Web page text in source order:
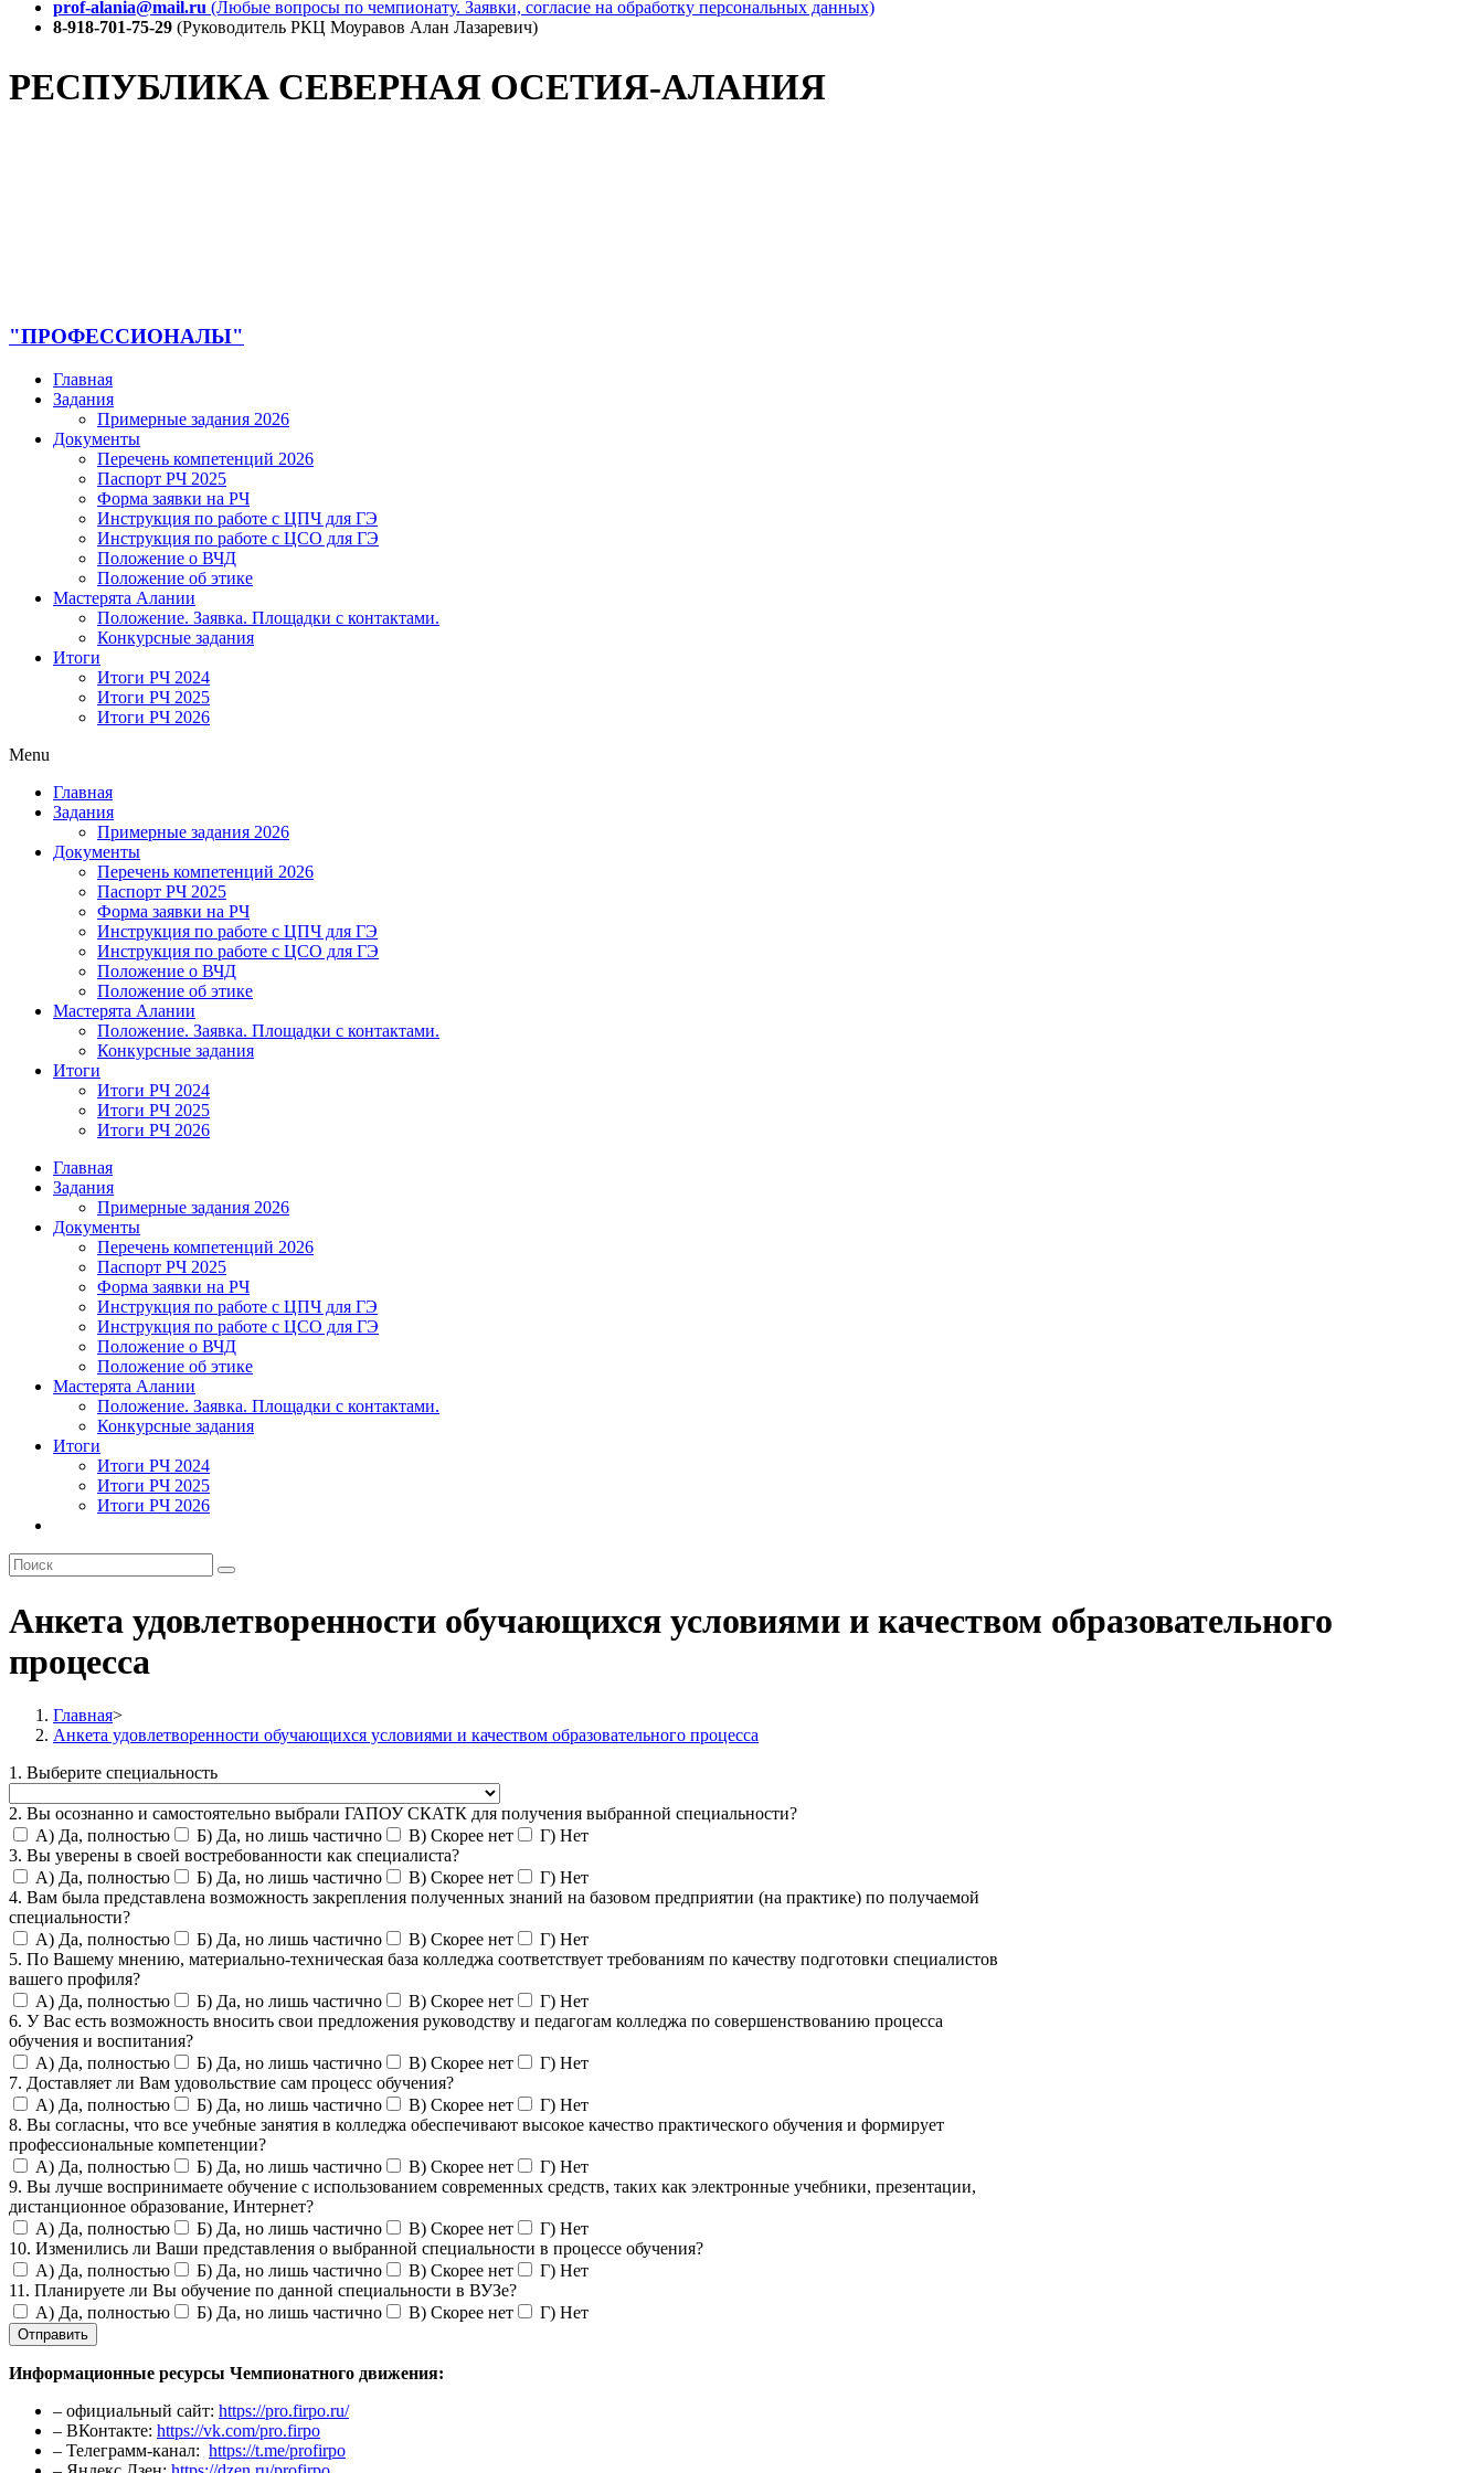
prof-alania@mail.ru (Любые вопросы по чемпионату. Заявки, согласие на обработку персональных данных)
8-918-701-75-29 (Руководитель РКЦ Моуравов Алан Лазаревич)
РЕСПУБЛИКА СЕВЕРНАЯ ОСЕТИЯ-АЛАНИЯ
"ПРОФЕССИОНАЛЫ"
Главная
Задания
Примерные задания 2026
Документы
Перечень компетенций 2026
Паспорт РЧ 2025
Форма заявки на РЧ
Инструкция по работе с ЦПЧ для ГЭ
Инструкция по работе с ЦСО для ГЭ
Положение о ВЧД
Положение об этике
Мастерята Алании
Положение. Заявка. Площадки с контактами.
Конкурсные задания
Итоги
Итоги РЧ 2024
Итоги РЧ 2025
Итоги РЧ 2026
Menu
Главная
Задания
Примерные задания 2026
Документы
Перечень компетенций 2026
Паспорт РЧ 2025
Форма заявки на РЧ
Инструкция по работе с ЦПЧ для ГЭ
Инструкция по работе с ЦСО для ГЭ
Положение о ВЧД
Положение об этике
Мастерята Алании
Положение. Заявка. Площадки с контактами.
Конкурсные задания
Итоги
Итоги РЧ 2024
Итоги РЧ 2025
Итоги РЧ 2026
Главная
Задания
Примерные задания 2026
Документы
Перечень компетенций 2026
Паспорт РЧ 2025
Форма заявки на РЧ
Инструкция по работе с ЦПЧ для ГЭ
Инструкция по работе с ЦСО для ГЭ
Положение о ВЧД
Положение об этике
Мастерята Алании
Положение. Заявка. Площадки с контактами.
Конкурсные задания
Итоги
Итоги РЧ 2024
Итоги РЧ 2025
Итоги РЧ 2026
Анкета удовлетворенности обучающихся условиями и качеством образовательного
процесса
Главная>
Анкета удовлетворенности обучающихся условиями и качеством образовательного процесса
1. Выберите специальность
2. Вы осознанно и самостоятельно выбрали ГАПОУ СКАТК для получения выбранной специальности?
А) Да, полностью
Б) Да, но лишь частично В) Скорее нет
Г) Нет
3. Вы уверены в своей востребованности как специалиста?
А) Да, полностью
Б) Да, но лишь частично В) Скорее нет
Г) Нет
4. Вам была представлена возможность закрепления полученных знаний на базовом предприятии (на практике) по получаемой
специальности?
А) Да, полностью
Б) Да, но лишь частично В) Скорее нет
Г) Нет
5. По Вашему мнению, материально-техническая база колледжа соответствует требованиям по качеству подготовки специалистов
вашего профиля?
А) Да, полностью
Б) Да, но лишь частично В) Скорее нет
Г) Нет
6. У Вас есть возможность вносить свои предложения руководству и педагогам колледжа по совершенствованию процесса
обучения и воспитания?
А) Да, полностью
Б) Да, но лишь частично В) Скорее нет
Г) Нет
7. Доставляет ли Вам удовольствие сам процесс обучения?
А) Да, полностью
Б) Да, но лишь частично В) Скорее нет
Г) Нет
8. Вы согласны, что все учебные занятия в колледжа обеспечивают высокое качество практического обучения и формирует
профессиональные компетенции?
А) Да, полностью
Б) Да, но лишь частично В) Скорее нет
Г) Нет
9. Вы лучше воспринимаете обучение с использованием современных средств, таких как электронные учебники, презентации,
дистанционное образование, Интернет?
А) Да, полностью
Б) Да, но лишь частично В) Скорее нет
Г) Нет
10. Изменились ли Ваши представления о выбранной специальности в процессе обучения?
А) Да, полностью
Б) Да, но лишь частично В) Скорее нет
Г) Нет
11. Планируете ли Вы обучение по данной специальности в ВУЗе?
А) Да, полностью
Б) Да, но лишь частично В) Скорее нет Г) Нет
Отправить
Информационные ресурсы Чемпионатного движения:
– официальный сайт: https://pro.firpo.ru/
– ВКонтакте: https://vk.com/pro.firpo
– Телеграмм-канал: https://t.me/profirpo